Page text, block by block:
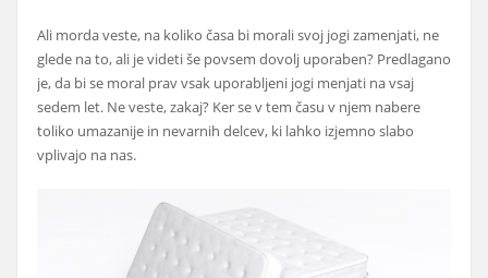
Ali morda veste, na koliko časa bi morali svoj jogi zamenjati, ne
glede na to, ali je videti še povsem dovolj uporaben? Predlagano
je, da bi se moral prav vsak uporabljeni jogi menjati na vsaj
sedem let. Ne veste, zakaj? Ker se v tem času v njem nabere
toliko umazanije in nevarnih delcev, ki lahko izjemno slabo
vplivajo na nas.